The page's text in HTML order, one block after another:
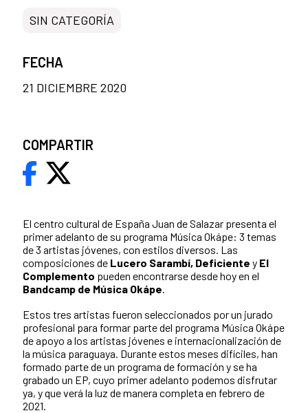
El centro cultural de España Juan de Salazar presenta el
primer adelanto de su programa Música Okápe: 3 temas
de 3 artistas jóvenes, con estilos diversos. Las
composiciones de Lucero Sarambí, Deficiente y El
Complemento pueden encontrarse desde hoy en el
Bandcamp de Música Okápe.
Estos tres artistas fueron seleccionados por un jurado
profesional para formar parte del programa Música Okápe
de apoyo a los artistas jóvenes e internacionalización de
la música paraguaya. Durante estos meses difíciles, han
formado parte de un programa de formación y se ha
grabado un EP, cuyo primer adelanto podemos disfrutar
ya, y que verá la luz de manera completa en febrero de
2021.
SIN CATEGORÍA
FECHA
21 DICIEMBRE 2020
COMPARTIR